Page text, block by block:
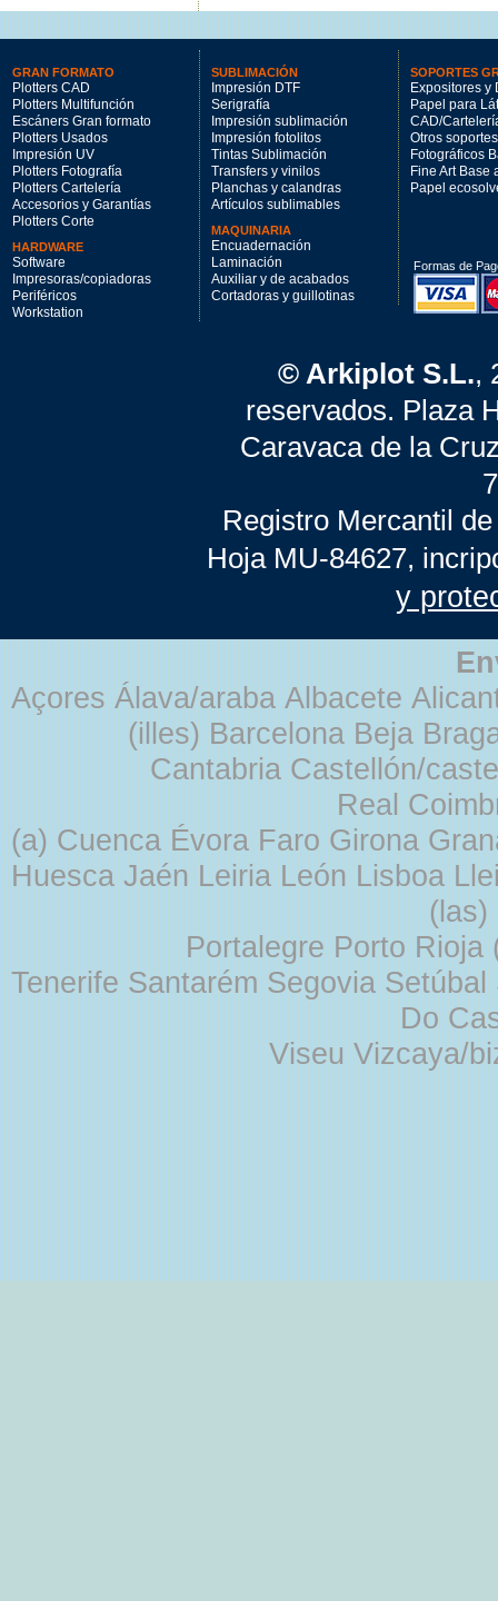
GRAN FORMATO
Plotters CAD
Plotters Multifunción
Escáners Gran formato
Plotters Usados
Impresión UV
Plotters Fotografía
Plotters Cartelería
Accesorios y Garantías
Plotters Corte
HARDWARE
Software
Impresoras/copiadoras
Periféricos
Workstation
SUBLIMACIÓN
Impresión DTF
Serigrafía
Impresión sublimación
Impresión fotolitos
Tintas Sublimación
Transfers y vinilos
Planchas y calandras
Artículos sublimables
MAQUINARIA
Encuadernación
Laminación
Auxiliar y de acabados
Cortadoras y guillotinas
SOPORTES
Expositores y
Papel para
CAD/
Otros soportes
Fotográficos
Fine Art Base
Papel
Formas de
© Arkiplot S.L.,
reservados. Plaza
Caravaca de la
Registro Mercantil
Hoja MU-84627,
y
Açores Álava/araba Albacete
(illes) Barcelona Beja
Cantabria Castellón/
Real
(a) Cuenca Évora Faro Girona
Huesca Jaén Leiria León Lisboa
Portalegre Porto
Tenerife Santarém Segovia
Do
Viseu Vizcaya/